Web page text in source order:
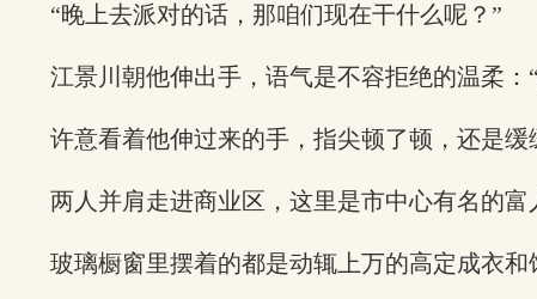
“晚上去派对的话，那咱们现在干什么呢？”
江景川朝他伸出手，语气是不容拒绝的温柔：
许意看着他伸过来的手，指尖顿了顿，还是缓
两人并肩走进商业区，这里是市中心有名的富
玻璃橱窗里摆着的都是动辄上万的高定成衣